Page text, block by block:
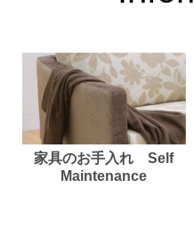
家具のお手入れ Self
Maintenance